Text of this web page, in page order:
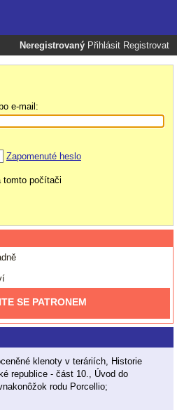
Neregistrovaný Přihlásit Registrovat
e-mail:
Zapomenuté heslo
tomto počítači
SE PATRONEM
klenoty v teráriích, Historie
republice - část 10., Úvod do
rodu Porcellio;